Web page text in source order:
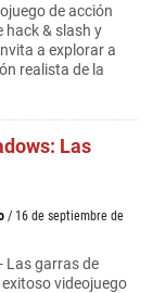
de acción
hack & slash y
a explorar a
realista de la
Las
/ 16 de septiembre de
Las garras de
videojuego